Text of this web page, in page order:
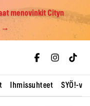
menovinkit Cityn
→
Ihmissuhteet SYÖ!-